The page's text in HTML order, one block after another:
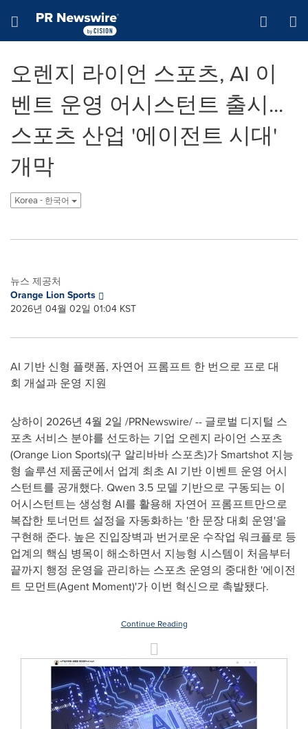
Hamburger menu
오렌지 라이언 스포츠, AI 이
벤트 운영 어시스턴트 출시...
스포츠 산업 '에이전트 시대'
개막
Korea - 한국어
뉴스 제공처
Orange Lion Sports
2026년 04월 02일 01:04 KST
AI 기반 신형 플랫폼, 자연어 프롬프트 한 번으로 프로 대
회 개설과 운영 지원
상하이 2026년 4월 2일 /PRNewswire/ -- 글로벌 디지털 스
포츠 서비스 분야를 선도하는 기업 오렌지 라이언 스포츠
(Orange Lion Sports)(구 알리바바 스포츠)가 Smartshot 지능
형 솔루션 제품군에서 업계 최초 AI 기반 이벤트 운영 어시
스턴트를 공개했다. Qwen 3.5 모델 기반으로 구동되는 이
어시스턴트는 생성형 AI를 활용해 자연어 프롬프트만으로
복잡한 토너먼트 설정을 자동화하는 '한 문장 대회 운영'을
구현해 준다. 높은 진입장벽과 번거로운 수작업 워크플로 등
업계의 핵심 병목이 해소하면서 지능형 시스템이 처음부터
끝까지 행정 운영을 관리하는 스포츠 운영의 중대한 '에이전
트 모먼트(Agent Moment)'가 이번 혁신으로 촉발됐다.
Continue Reading